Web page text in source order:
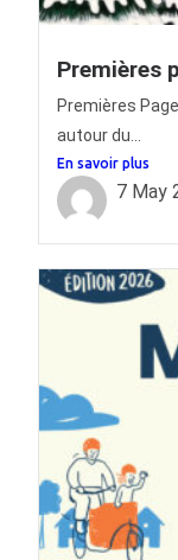
Premières
Premières
autour du...
En savoir plus
7 May